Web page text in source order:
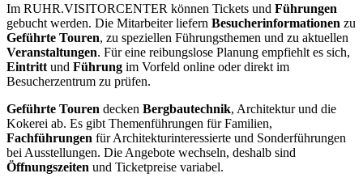
Im RUHR.VISITORCENTER können Tickets und Führungen
gebucht werden. Die Mitarbeiter liefern Besucherinformationen zu
Geführte Touren, zu speziellen Führungsthemen und zu aktuellen
Veranstaltungen. Für eine reibungslose Planung empfiehlt es sich,
Eintritt und Führung im Vorfeld online oder direkt im
Besucherzentrum zu prüfen.
Geführte Touren decken Bergbautechnik, Architektur und die
Kokerei ab. Es gibt Themenführungen für Familien,
Fachführungen für Architekturinteressierte und Sonderführungen
bei Ausstellungen. Die Angebote wechseln, deshalb sind
Öffnungszeiten und Ticketpreise variabel.